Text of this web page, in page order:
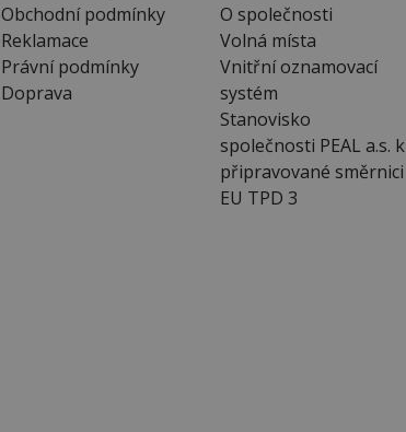
Obchodní podmínky
Reklamace
Právní podmínky
Doprava
O společnosti
Volná místa
Vnitřní oznamovací
systém
Stanovisko
společnosti PEAL a.s. k
připravované směrnici
EU TPD 3